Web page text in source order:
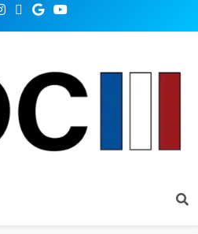
| เคดีซี